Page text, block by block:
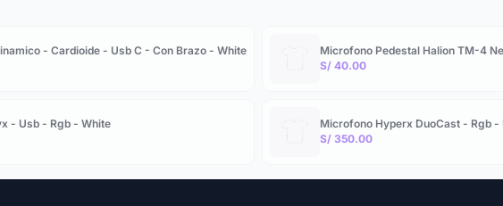
- Cardioide - Usb C - Con Brazo - White
Microfono Pedestal Halion TM-4
S/ 40.00
- Usb - Rgb - White
Microfono Hyperx DuoCast - Rgb -
S/ 350.00